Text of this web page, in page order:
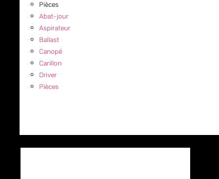
Pièces
Abat-jour
Aspirateur
Ballast
Canopé
Carillon
Driver
Pièces